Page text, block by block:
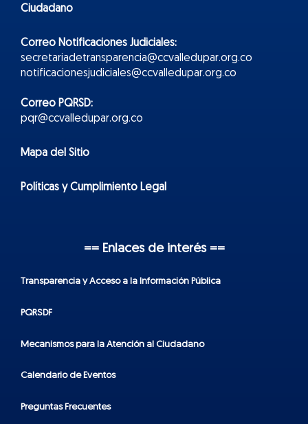
Ciudadano
Correo Notificaciones Judiciales:
secretariadetransparencia@ccvalledupar.org.co
notificacionesjudiciales@ccvalledupar.org.co
Correo PQRSD:
pqr@ccvalledupar.org.co
Mapa del Sitio
Políticas y Cumplimiento Legal
== Enlaces de interés ==
Transparencia y Acceso a la Información Pública
PQRSDF
Mecanismos para la Atención al Ciudadano
Calendario de Eventos
Preguntas Frecuentes